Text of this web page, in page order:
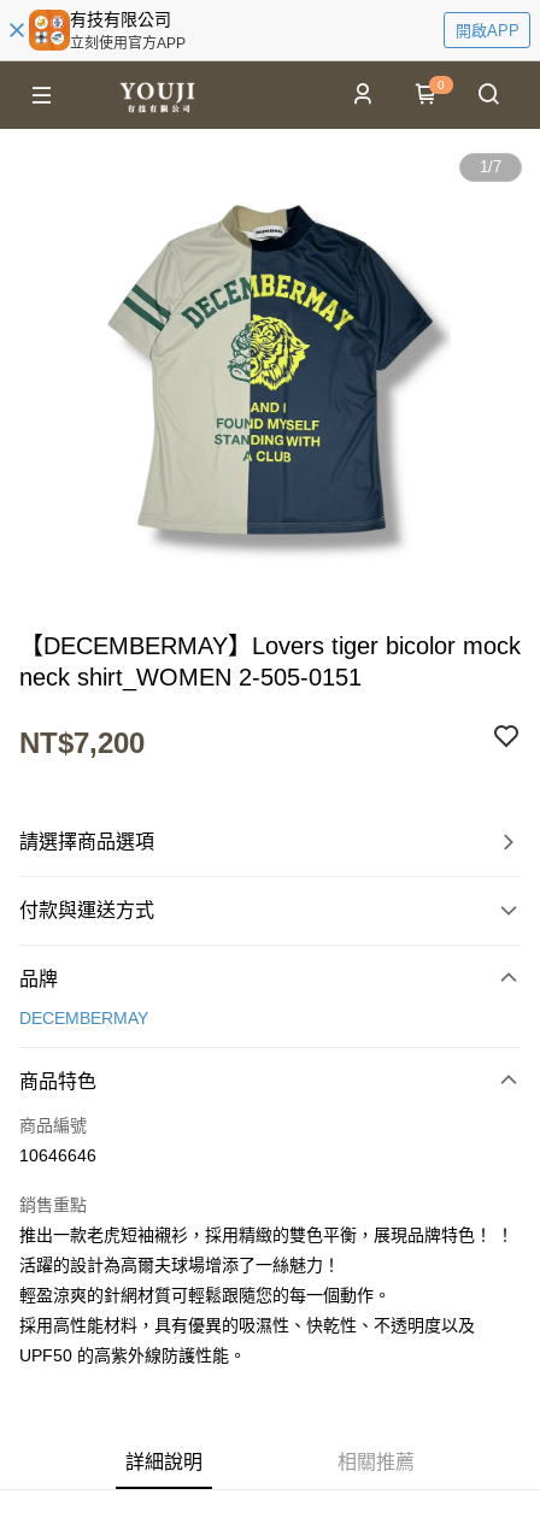
有技有限公司
立刻使用官方APP
開啟APP
0
1/7
【DECEMBERMAY】Lovers tiger bicolor mock
neck shirt_WOMEN 2-505-0151
NT$7,200
請選擇商品選項
付款與運送方式
信用卡一次付款
LINE Pay
Apple Pay
悠遊付
全盈+PAY
ATM付款
運送方式
品牌
DECEMBERMAY
商品特色
商品編號
10646646
銷售重點
推出一款老虎短袖襯衫，採用精緻的雙色平衡，展現品牌特色！ ！
活躍的設計為高爾夫球場增添了一絲魅力！
輕盈涼爽的針網材質可輕鬆跟隨您的每一個動作。
採用高性能材料，具有優異的吸濕性、快乾性、不透明度以及
UPF50 的高紫外線防護性能。
詳細說明 相關推薦